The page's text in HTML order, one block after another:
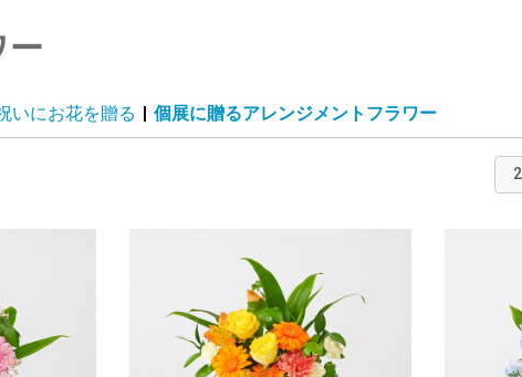
ー
いにお花を贈る | 個展に贈るアレンジメントフラワー